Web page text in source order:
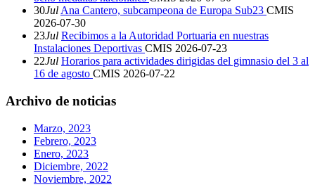
30Jul Ana Cantero, subcampeona de Europa Sub23 CMIS
2026-07-30
23Jul Recibimos a la Autoridad Portuaria en nuestras
Instalaciones Deportivas CMIS 2026-07-23
22Jul Horarios para actividades dirigidas del gimnasio del 3 al
16 de agosto CMIS 2026-07-22
Archivo de noticias
Marzo, 2023
Febrero, 2023
Enero, 2023
Diciembre, 2022
Noviembre, 2022